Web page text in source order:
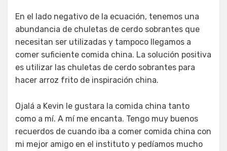
En el lado negativo de la ecuación, tenemos una
abundancia de chuletas de cerdo sobrantes que
necesitan ser utilizadas y tampoco llegamos a
comer suficiente comida china. La solución positiva
es utilizar las chuletas de cerdo sobrantes para
hacer arroz frito de inspiración china.
Ojalá a Kevin le gustara la comida china tanto
como a mí. A mí me encanta. Tengo muy buenos
recuerdos de cuando iba a comer comida china con
mi mejor amigo en el instituto y pedíamos mucho